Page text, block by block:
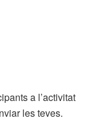
a l’activitat
les teves.